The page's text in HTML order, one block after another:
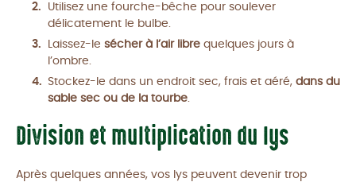
Utilisez une fourche-bêche pour soulever
délicatement le bulbe.
Laissez-le sécher à l’air libre quelques jours à
l’ombre.
Stockez-le dans un endroit sec, frais et aéré, dans du
sable sec ou de la tourbe.
Division et multiplication du lys
Après quelques années, vos lys peuvent devenir trop